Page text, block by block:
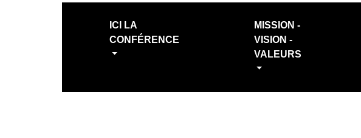
ICI LA
CONFÉRENCE
MISSION -
VISION -
VALEURS